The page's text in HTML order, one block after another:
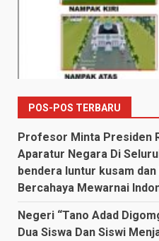
POS-POS TERBARU
Profesor Minta Presiden
Aparatur Negara Di
bendera luntur kusam
Bercahaya Mewarnai
Negeri “Tano Adad
Dua Siswa Dan Siswi